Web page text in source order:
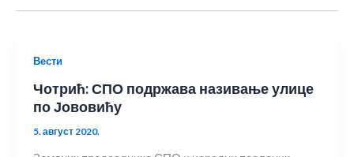
Вести
Чотрић: СПО подржава називање улице
по Јововићу
5. август 2020.